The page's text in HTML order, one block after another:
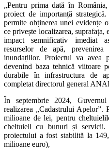
„Pentru prima dată în
proiect de importanță
permite obținerea unei evidențe
ce privește localizarea, suprafața,
impact semnificativ imediat
resurselor de apă,
inundațiilor. Proiectul va avea
devenind baza tehnică viitoare
durabile în infrastructura de
completat directorul general
În septembrie 2024,
realizarea „Cadastrului Apelor”.
milioane de lei, pentru
cheltuieli cu bunuri și
proiectului a fost stabilită la
milioane euro),